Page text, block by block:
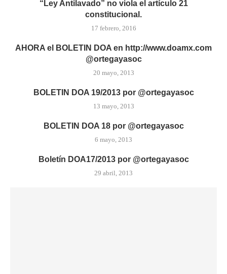
“Ley Antilavado” no viola el artículo 21
constitucional.
17 febrero, 2016
AHORA el BOLETIN DOA en http://www.doamx.com
@ortegayasoc
20 mayo, 2013
BOLETIN DOA 19/2013 por @ortegayasoc
13 mayo, 2013
BOLETIN DOA 18 por @ortegayasoc
6 mayo, 2013
Boletín DOA17/2013 por @ortegayasoc
29 abril, 2013